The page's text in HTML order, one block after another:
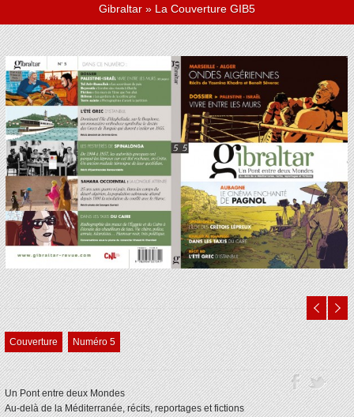
Gibraltar » La Couverture GIB5
Couverture Numéro 5
Un Pont entre deux Mondes
Au-delà de la Méditerranée, récits, reportages et fictions